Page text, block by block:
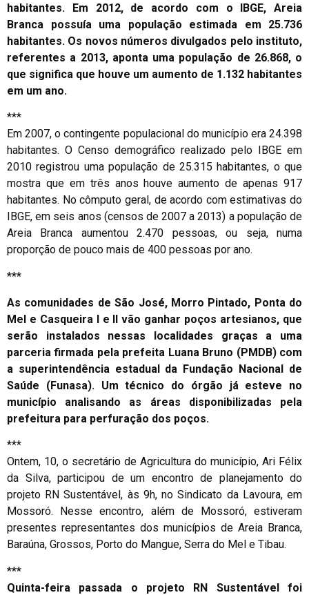
habitantes. Em 2012, de acordo com o IBGE, Areia
Branca possuía uma população estimada em 25.736
habitantes. Os novos números divulgados pelo instituto,
referentes a 2013, aponta uma população de 26.868, o
que significa que houve um aumento de 1.132 habitantes
em um ano.
***
Em 2007, o contingente populacional do município era 24.398
habitantes. O Censo demográfico realizado pelo IBGE em
2010 registrou uma população de 25.315 habitantes, o que
mostra que em três anos houve aumento de apenas 917
habitantes. No cômputo geral, de acordo com estimativas do
IBGE, em seis anos (censos de 2007 a 2013) a população de
Areia Branca aumentou 2.470 pessoas, ou seja, numa
proporção de pouco mais de 400 pessoas por ano.
***
As comunidades de São José, Morro Pintado, Ponta do
Mel e Casqueira I e II vão ganhar poços artesianos, que
serão instalados nessas localidades graças a uma
parceria firmada pela prefeita Luana Bruno (PMDB) com
a superintendência estadual da Fundação Nacional de
Saúde (Funasa). Um técnico do órgão já esteve no
município analisando as áreas disponibilizadas pela
prefeitura para perfuração dos poços.
***
Ontem, 10, o secretário de Agricultura do município, Ari Félix
da Silva, participou de um encontro de planejamento do
projeto RN Sustentável, às 9h, no Sindicato da Lavoura, em
Mossoró. Nesse encontro, além de Mossoró, estiveram
presentes representantes dos municípios de Areia Branca,
Baraúna, Grossos, Porto do Mangue, Serra do Mel e Tibau.
***
Quinta-feira passada o projeto RN Sustentável foi